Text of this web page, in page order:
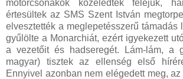
motorcsónakok közeledtek feléjük,
értesültek az SMS Szent István
elvesztették a meglepetésszerű támadás
gyűlölte a Monarchiát, ezért igyekezett
a vezetőit és hadseregét. Lám-lám, a
magyar) tisztek az ellenség első
Ennyivel azonban nem elégedett meg,